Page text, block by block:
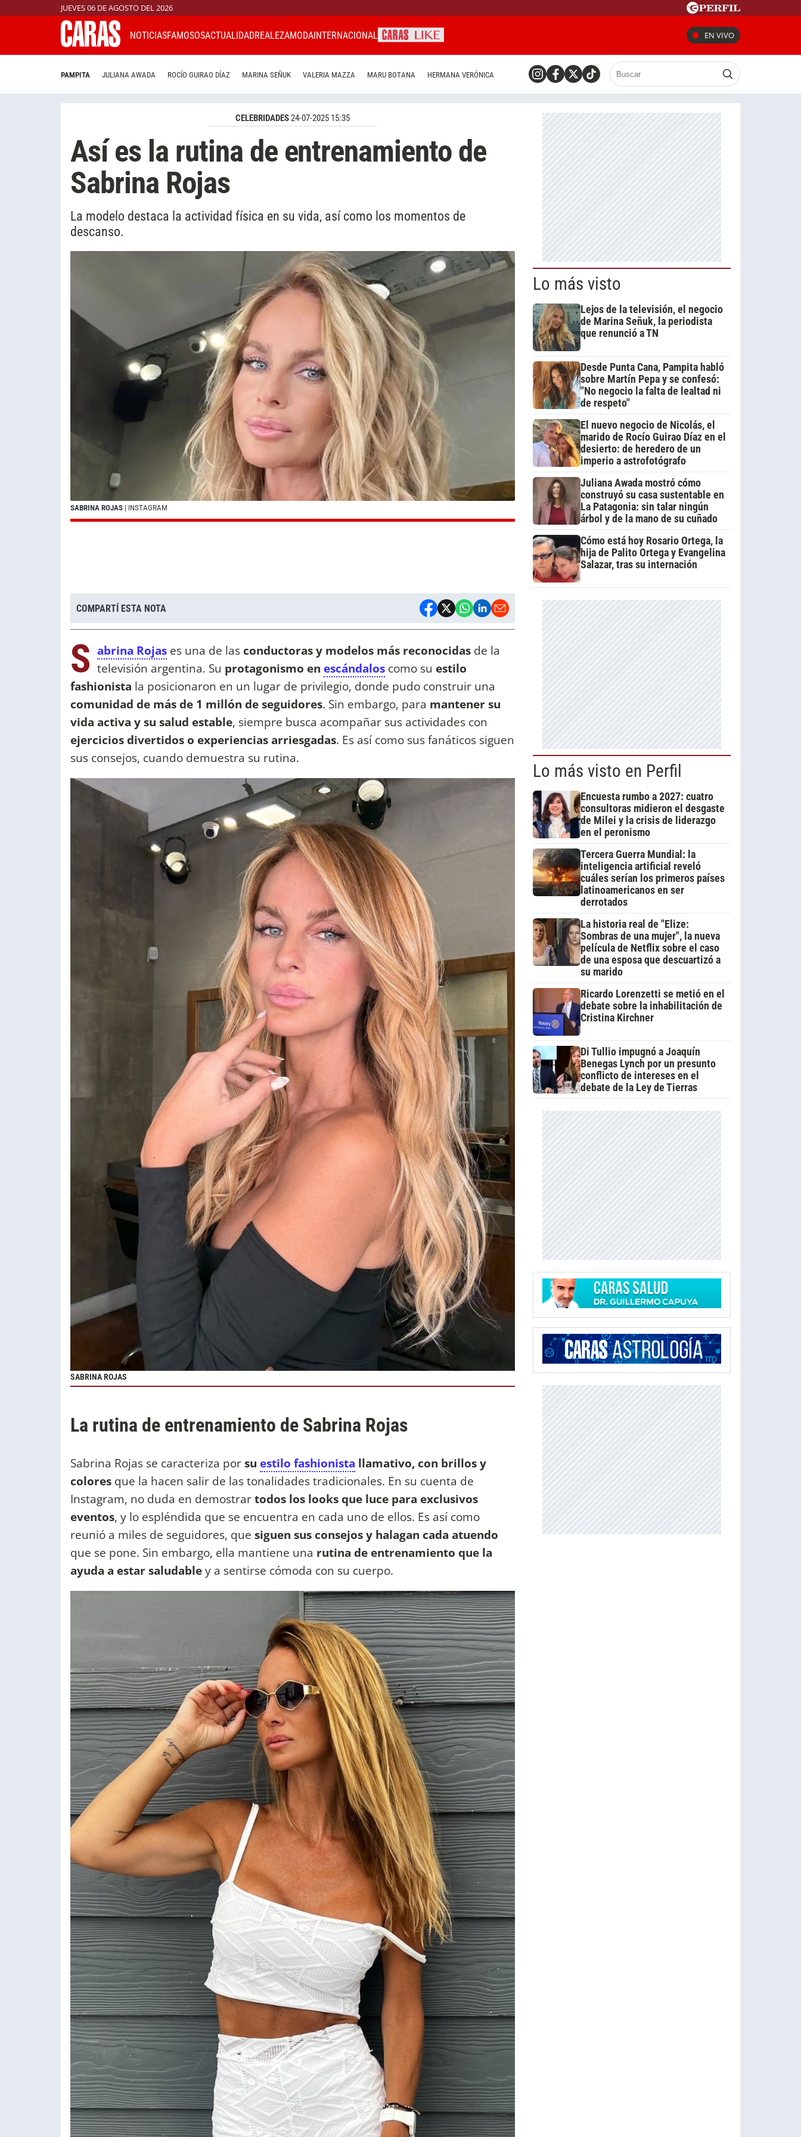
JUEVES 06 DE AGOSTO DEL 2026
NOTICIASFAMOSOSACTUALIDADREALEZAMODAINTERNACIONAL EN VIVO
PAMPITA JULIANA AWADA ROCÍO GUIRAO DÍAZ MARINA SEÑUK VALERIA MAZZA MARU BOTANA HERMANA VERÓNICA
CELEBRIDADES24-07-2025 15:35
Así es la rutina de entrenamiento de
Sabrina Rojas
La modelo destaca la actividad física en su vida, así como los momentos de
descanso.
SABRINA ROJAS | INSTAGRAM
COMPARTÍ ESTA NOTA
S abrina Rojas es una de las conductoras y modelos más reconocidas de la
televisión argentina. Su protagonismo en escándalos como su estilo
fashionista la posicionaron en un lugar de privilegio, donde pudo construir una
comunidad de más de 1 millón de seguidores. Sin embargo, para mantener su
vida activa y su salud estable, siempre busca acompañar sus actividades con
ejercicios divertidos o experiencias arriesgadas. Es así como sus fanáticos siguen
sus consejos, cuando demuestra su rutina.
SABRINA ROJAS
La rutina de entrenamiento de Sabrina Rojas
Sabrina Rojas se caracteriza porsu estilo fashionista llamativo, con brillos y
colores que la hacen salir de las tonalidades tradicionales. En su cuenta de
Instagram, no duda en demostrartodos los looks que luce para exclusivos
eventos, y lo espléndida que se encuentra en cada uno de ellos. Es así como
reunió a miles de seguidores, que siguen sus consejos y halagan cada atuendo
que se pone. Sin embargo, ella mantiene una rutina de entrenamiento que la
ayuda a estar saludabley a sentirse cómoda con su cuerpo.
Lo más visto
Lejos de la televisión, el negocio
de Marina Señuk, la periodista
que renunció a TN
Desde Punta Cana, Pampita habló
sobre Martín Pepa y se confesó:
"No negocio la falta de lealtad ni
de respeto"
El nuevo negocio de Nicolás, el
marido de Rocío Guirao Díaz en el
desierto: de heredero de un
imperio a astrofotógrafo
Juliana Awada mostró cómo
construyó su casa sustentable en
La Patagonia: sin talar ningún
árbol y de la mano de su cuñado
Cómo está hoy Rosario Ortega, la
hija de Palito Ortega y Evangelina
Salazar, tras su internación
Lo más visto en Perfil
Encuesta rumbo a 2027: cuatro
consultoras midieron el desgaste
de Milei y la crisis de liderazgo
en el peronismo
Tercera Guerra Mundial: la
inteligencia artificial reveló
cuáles serían los primeros países
latinoamericanos en ser
derrotados
La historia real de "Elize:
Sombras de una mujer", la nueva
película de Netflix sobre el caso
de una esposa que descuartizó a
su marido
Ricardo Lorenzetti se metió en el
debate sobre la inhabilitación de
Cristina Kirchner
Di Tullio impugnó a Joaquín
Benegas Lynch por un presunto
conflicto de intereses en el
debate de la Ley de Tierras